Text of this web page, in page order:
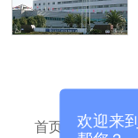
首页 产品中心
欢迎来